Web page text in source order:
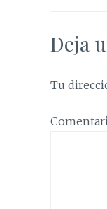
Deja
Tu